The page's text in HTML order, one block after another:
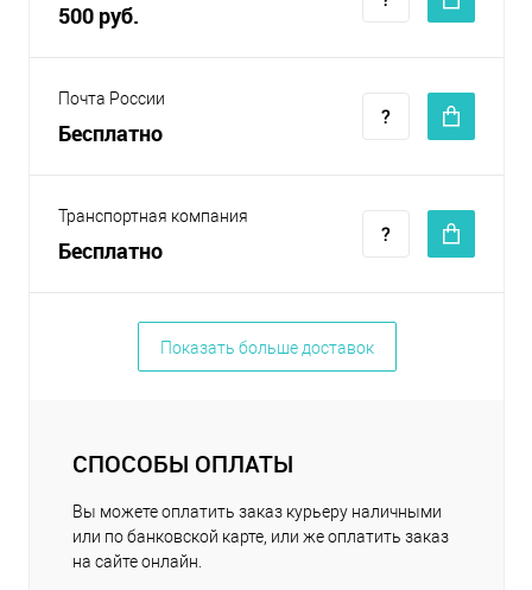
500 руб.
Почта России
Бесплатно
Транспортная компания
Бесплатно
Показать больше доставок
СПОСОБЫ ОПЛАТЫ
Вы можете оплатить заказ курьеру наличными
или по банковской карте, или же оплатить заказ
на сайте онлайн.